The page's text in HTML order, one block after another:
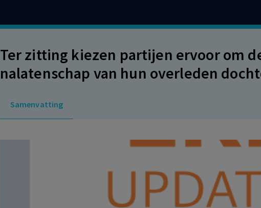
Ter zitting kiezen partijen ervoor om
nalatenschap van hun overleden
Samenvatting